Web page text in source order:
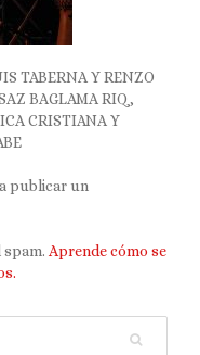
TABERNA Y RENZO
BAGLAMA RIQ,
CRISTIANA Y
publicar un
Aprende cómo se